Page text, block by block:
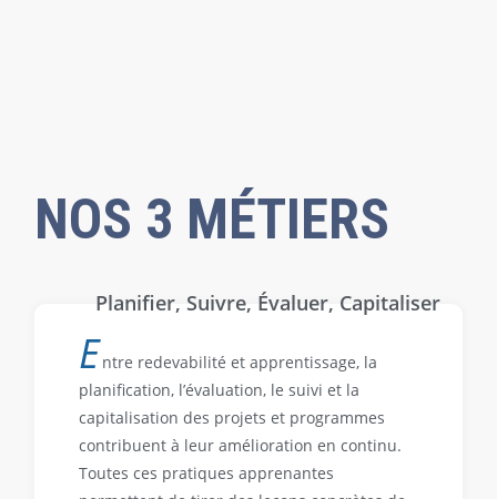
NOS 3 MÉTIERS
Planifier, Suivre, Évaluer, Capitaliser
Entre redevabilité et apprentissage, la
planification, l’évaluation, le suivi et la
capitalisation des projets et programmes
contribuent à leur amélioration en continu.
Toutes ces pratiques apprenantes